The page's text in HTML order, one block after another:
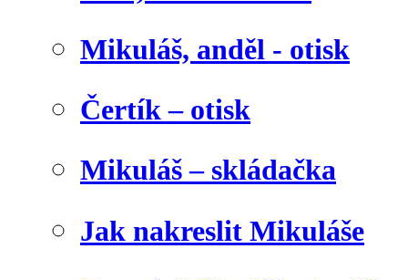
Mikuláš, anděl - otisk
Čertík – otisk
Mikuláš – skládačka
Jak nakreslit Mikuláše